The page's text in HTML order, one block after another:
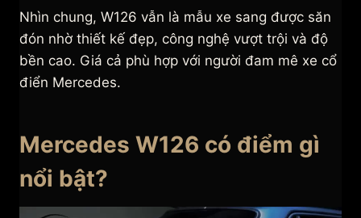
Nhìn chung, W126 vẫn là mẫu xe sang được săn
đón nhờ thiết kế đẹp, công nghệ vượt trội và độ
bền cao. Giá cả phù hợp với người đam mê xe cổ
điển Mercedes.
Mercedes W126 có điểm gì
nổi bật?